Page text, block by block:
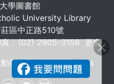
學圖書館
University Library
區中正路510號
：(02) 2905-3158更多
行事曆 常問問題 FAQs